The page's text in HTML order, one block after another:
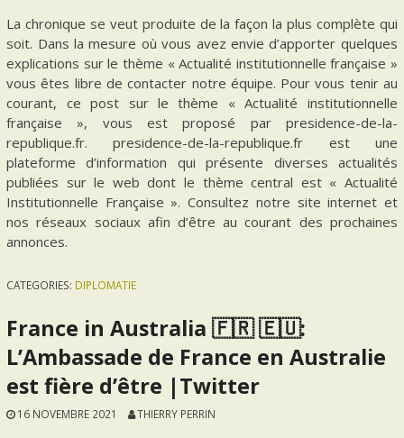
La chronique se veut produite de la façon la plus complète qui
soit. Dans la mesure où vous avez envie d’apporter quelques
explications sur le thème « Actualité institutionnelle française »
vous êtes libre de contacter notre équipe. Pour vous tenir au
courant, ce post sur le thème « Actualité institutionnelle
française », vous est proposé par presidence-de-la-
republique.fr. presidence-de-la-republique.fr est une
plateforme d’information qui présente diverses actualités
publiées sur le web dont le thème central est « Actualité
Institutionnelle Française ». Consultez notre site internet et
nos réseaux sociaux afin d’être au courant des prochaines
annonces.
CATEGORIES: DIPLOMATIE
France in Australia 🇫🇷 🇪🇺:
L’Ambassade de France en Australie
est fière d’être |Twitter
16 NOVEMBRE 2021 THIERRY PERRIN